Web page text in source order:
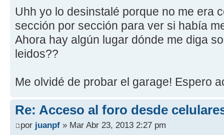
Uhh yo lo desinstalé porque no me era
sección por sección para ver si había
Ahora hay algún lugar dónde me diga
leidos??
Me olvidé de probar el garage! Espero
Re: Acceso al foro desde
por juanpf » Mar Abr 23, 2013 2:27 pm